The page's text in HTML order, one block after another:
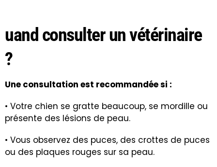
uand consulter un vétérinaire
?
Une consultation est recommandée si :
• Votre chien se gratte beaucoup, se mordille ou
présente des lésions de peau.
• Vous observez des puces, des crottes de puces
ou des plaques rouges sur sa peau.